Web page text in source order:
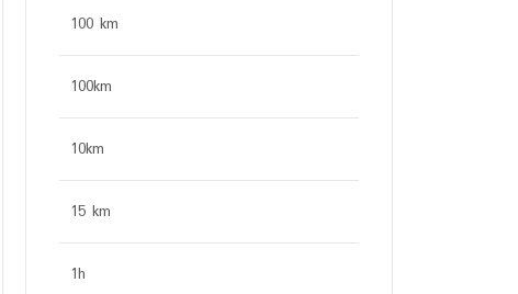
100 km
100km
10km
15 km
1h